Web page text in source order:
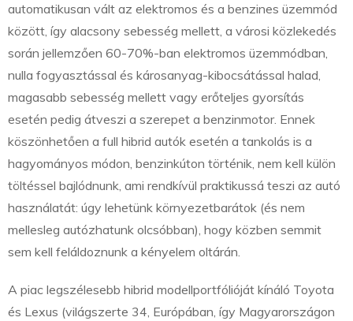
automatikusan vált az elektromos és a benzines üzemmód
között, így alacsony sebesség mellett, a városi közlekedés
során jellemzően 60-70%-ban elektromos üzemmódban,
nulla fogyasztással és károsanyag-kibocsátással halad,
magasabb sebesség mellett vagy erőteljes gyorsítás
esetén pedig átveszi a szerepet a benzinmotor. Ennek
köszönhetően a full hibrid autók esetén a tankolás is a
hagyományos módon, benzinkúton történik, nem kell külön
töltéssel bajlódnunk, ami rendkívül praktikussá teszi az autó
használatát: úgy lehetünk környezetbarátok (és nem
mellesleg autózhatunk olcsóbban), hogy közben semmit
sem kell feláldoznunk a kényelem oltárán.
A piac legszélesebb hibrid modellportfólióját kínáló Toyota
és Lexus (világszerte 34, Európában, így Magyarországon